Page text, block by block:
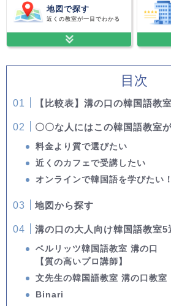
地図で探す
近くの教室が一目でわかる
目次
【比較表】溝の口の韓国語教
〇〇な人にはこの韓国語教室
料金より質で選びたい
近くのカフェで受講したい
オンラインで韓国語を学びたい！
地図から探す
溝の口の大人向け韓国語教室5
ベルリッツ韓国語教室 溝の口
【質の高いプロ講師】
文先生の韓国語教室 溝の口教室
Binari